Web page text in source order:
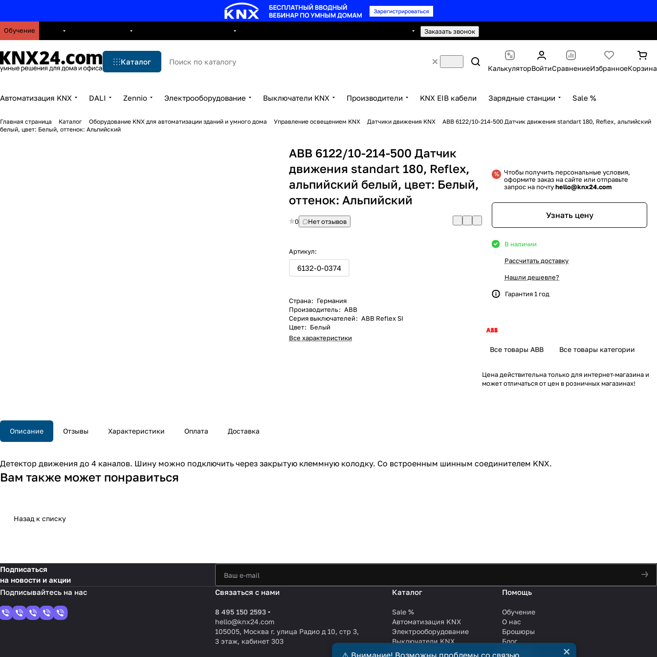
Обучение Заказать звонок
Каталог
КалькуляторВойтиСравнениеИзбранноеКорзина
Автоматизация KNX DALI Zennio Электрооборудование Выключатели KNX Производители KNX EIB кабели Зарядные станции Sale %
Главная страница Каталог Оборудование KNX для автоматизации зданий и умного дома Управление освещением KNX Датчики движения KNX
ABB 6122/10-214-500 Датчик движения standart 180, Reflex, альпийский
белый, цвет: Белый, оттенок: Альпийский
ABB 6122/10-214-500 Датчик
движения standart 180, Reflex,
альпийский белый, цвет: Белый,
оттенок: Альпийский
0 Нет отзывов
Артикул:
6132-0-0374
Страна: Германия
Производитель: ABB
Серия выключателей: ABB Reflex SI
Цвет: Белый
Все характеристики
Чтобы получить персональные условия,
оформите заказ на сайте или отправьте
запрос на почтуhello@knx24.com
Узнать цену
В наличии
Рассчитать доставку
Нашли дешевле?
Гарантия 1 год
Все товары ABB Все товары категории
Цена действительна только для интернет-магазина и
может отличаться от цен в розничных магазинах!
Описание Отзывы Характеристики Оплата Доставка
Детектор движения до 4 каналов. Шину можно подключить через закрытую клеммную колодку. Со встроенным шинным соединителем KNX.
Вам также может понравиться
Назад к списку
Подписаться
на новости и акции
Связаться с нами
8 495 150 2593
hello@knx24.com
105005, Москва г. улица Радио д 10, стр 3,
3 этаж, кабинет 303
Каталог
Sale %
Автоматизация KNX
Электрооборудование
Выключатели KNX
Производители
Помощь
Обучение
О нас
Брошюры
Блог
⚠️ Внимание! Возможны проблемы со связью ×